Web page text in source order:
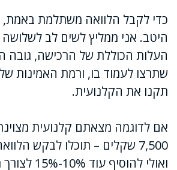
כדי לקבל הלוואה משתלמת באמת,
היטב. אני ממליץ לשים לב לשלושה
העלות הכוללת של הרכישה, גובה
שתרצו לעמוד בו, ורמת האמינות
תקנו את הקלנועית.
אם לדוגמה מצאתם קלנועית
7,500 שקלים – תוכלו לבקש
ואולי להוסיף